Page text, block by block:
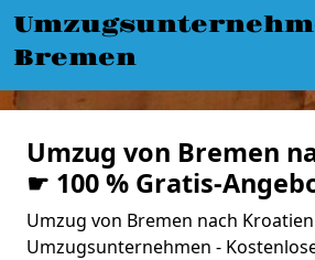
Bremen
Umzug von Bremen
☛ 100 % Gratis-
Umzug von Bremen nach
Umzugsunternehmen -